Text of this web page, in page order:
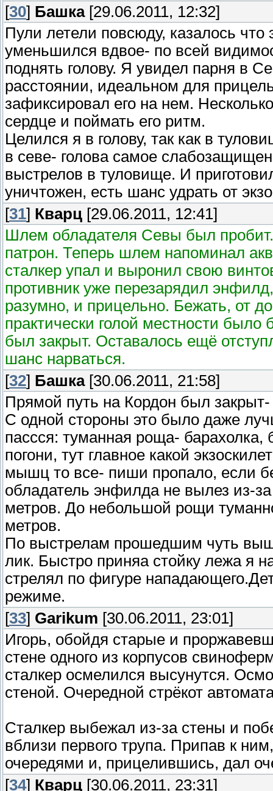
[30] Башка[29.06.2011, 12:32]
Пули летели повсюду, казалось что
уменьшился вдвое- по всей
поднять голову. Я увидел парня в
расстоянии, идеальном для
зафиксировал его на нем.
сердце и поймать его ритм.
Целился я в голову, так как в
в севе- голова самое
выстрелов в туловище. И
уничтожен, есть шанс удрать от
[31] Кварц [29.06.2011, 12:41]
Шлем обладателя Севы был
патрон. Теперь шлем напоминал
сталкер упал и выронил свою
противник уже перезарядил
разумно, и прицельно. Бежать, от
практически голой местности
был закрыт. Оставалось ещё
шанс нарваться.
[32] Башка[30.06.2011, 21:58]
Прямой путь на Кордон был
С одной стороны это было даже
пассся: туманная роща- барахолка,
погони, тут главное какой
мышц то все- пиши пропало, если
обладатель энфилда не вылез из-
метров. До небольшой рощи
метров.
По выстрелам прошедшим чуть
лик. Быстро приняа стойку лежа я
стрелял по фигуре
режиме.
[33] Garikum [30.06.2011, 23:01]
Игорь, обойдя старые и
стене одного из корпусов
сталкер осмелился высунутся.
стеной. Очередной стрёкот
Сталкер выбежал из-за стены и
вблизи первого трупа. Припав к
очередями и, прицелившись, дал
[34] Кварц [30.06.2011, 23:31]